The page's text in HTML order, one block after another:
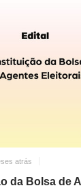
atrás
da Bolsa de